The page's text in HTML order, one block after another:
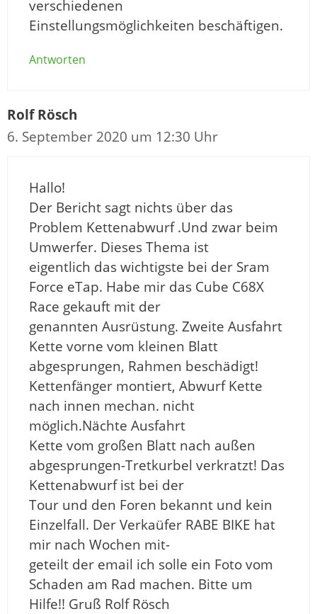
verschiedenen
Einstellungsmöglichkeiten beschäftigen.
Antworten
Rolf Rösch
6. September 2020 um 12:30 Uhr
Hallo!
Der Bericht sagt nichts über das
Problem Kettenabwurf .Und zwar beim
Umwerfer. Dieses Thema ist
eigentlich das wichtigste bei der Sram
Force eTap. Habe mir das Cube C68X
Race gekauft mit der
genannten Ausrüstung. Zweite Ausfahrt
Kette vorne vom kleinen Blatt
abgesprungen, Rahmen beschädigt!
Kettenfänger montiert, Abwurf Kette
nach innen mechan. nicht
möglich.Nächte Ausfahrt
Kette vom großen Blatt nach außen
abgesprungen-Tretkurbel verkratzt! Das
Kettenabwurf ist bei der
Tour und den Foren bekannt und kein
Einzelfall. Der Verkaüfer RABE BIKE hat
mir nach Wochen mit-
geteilt der email ich solle ein Foto vom
Schaden am Rad machen. Bitte um
Hilfe!! Gruß Rolf Rösch